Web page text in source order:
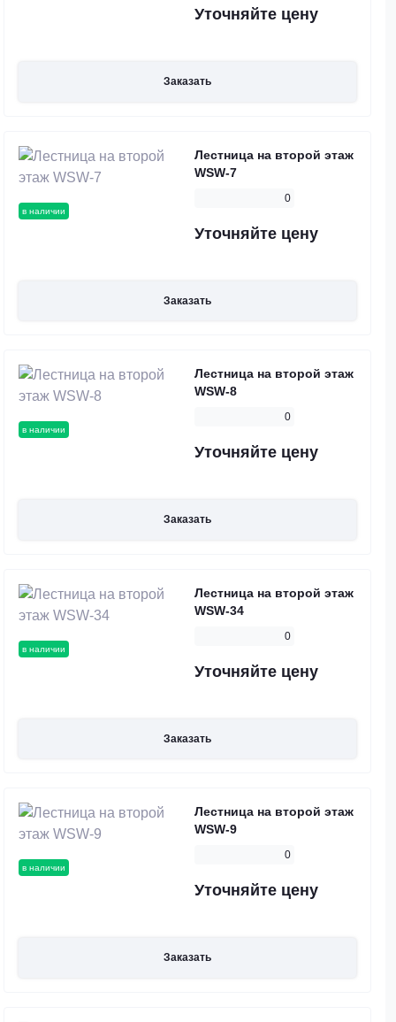
Уточняйте цену
Заказать
в наличии
Лестница на второй этаж
WSW-7
0
Уточняйте цену
Заказать
в наличии
Лестница на второй этаж
WSW-8
0
Уточняйте цену
Заказать
в наличии
Лестница на второй этаж
WSW-34
0
Уточняйте цену
Заказать
в наличии
Лестница на второй этаж
WSW-9
0
Уточняйте цену
Заказать